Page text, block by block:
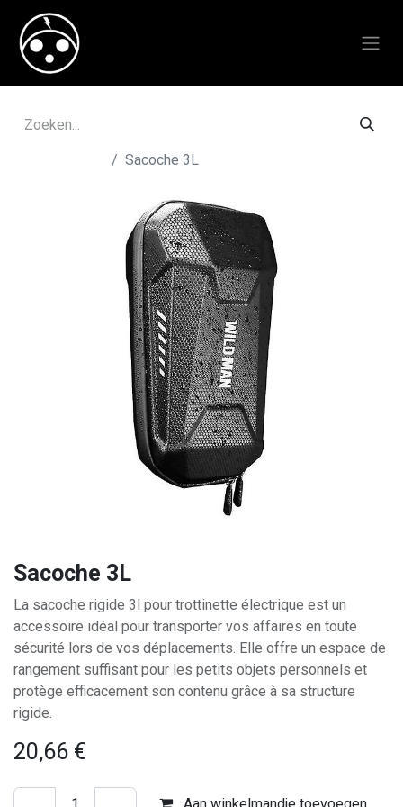
Sacoche 3L
Sacoche 3L
La sacoche rigide 3l pour trottinette électrique est un
accessoire idéal pour transporter vos affaires en toute
sécurité lors de vos déplacements. Elle offre un espace de
rangement suffisant pour les petits objets personnels et
protège efficacement son contenu grâce à sa structure
rigide.
20,66 €